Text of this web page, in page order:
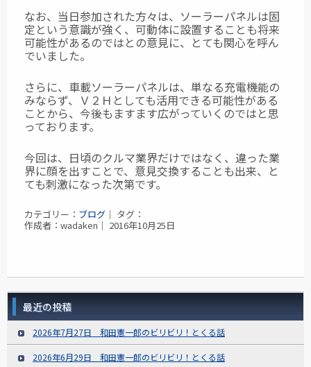
なお、当日参加された方々は、ソーラーパネルは固
定という意識が強く、可動体に設置することも将来
可能性があるのではとの意見に、とても関心を呼ん
でいました。
さらに、車載ソーラーパネルは、単なる充電機能の
みならず、Ｖ２Ｈとしても活用できる可能性がある
ことから、今後もますます広がっていくのではと思
っております。
今回は、日頃のクルマ業界だけではなく、違った業
界に顔を出すことで、意見交換することも出来、と
ても刺激になった次第です。
カテゴリー： ブログ ｜ タグ：
作成者：wadaken｜ 2016年10月25日
最近の投稿
2026年7月27日 和田憲一郎のビリビリ！とくる話
2026年6月29日 和田憲一郎のビリビリ！とくる話